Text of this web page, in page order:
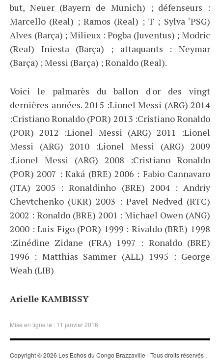
but, Neuer (Bayern de Munich) ; défenseurs :
Marcello (Real) ; Ramos (Real) ; T ; Sylva ‘PSG)
Alves (Barça) ; Milieux : Pogba (Juventus) ; Modric
(Real) Iniesta (Barça) ; attaquants : Neymar
(Barça) ; Messi (Barça) ; Ronaldo (Real).
Voici le palmarès du ballon d'or des vingt
dernières années. 2015 :Lionel Messi (ARG) 2014
:Cristiano Ronaldo (POR) 2013 :Cristiano Ronaldo
(POR) 2012 :Lionel Messi (ARG) 2011 :Lionel
Messi (ARG) 2010 :Lionel Messi (ARG) 2009
:Lionel Messi (ARG) 2008 :Cristiano Ronaldo
(POR) 2007 : Kaká (BRE) 2006 : Fabio Cannavaro
(ITA) 2005 : Ronaldinho (BRE) 2004 : Andriy
Chevtchenko (UKR) 2003 : Pavel Nedved (RTC)
2002 : Ronaldo (BRE) 2001 : Michael Owen (ANG)
2000 : Luis Figo (POR) 1999 : Rivaldo (BRE) 1998
:Zinédine Zidane (FRA) 1997 : Ronaldo (BRE)
1996 : Matthias Sammer (ALL) 1995 : George
Weah (LIB)
Arielle KAMBISSY
Mise en ligne le : 11 janvier 2016
Copyright © 2026 Les Echos du Congo Brazzaville - Tous droits réservés .